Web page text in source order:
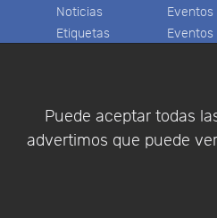
Puede aceptar todas
advertimos que puede
Noticias
Etiquetas
Cesta
Eventos
Eventos
Videos